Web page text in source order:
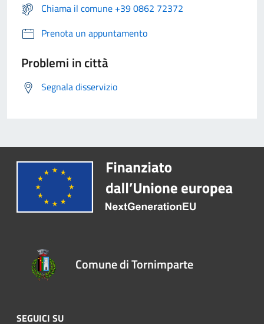
Chiama il comune +39 0862 72372
Prenota un appuntamento
Problemi in città
Segnala disservizio
Comune di Tornimparte
SEGUICI SU